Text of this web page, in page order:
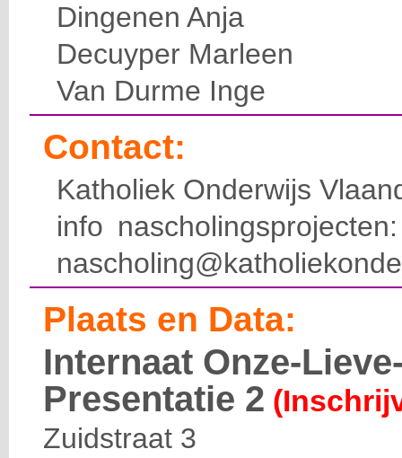
Dingenen Anja
Decuyper Marleen
Van Durme Inge
Contact:
Katholiek Onderwijs
info
Plaats en Data:
Internaat Onze-
Presentatie 2
Zuidstraat 3